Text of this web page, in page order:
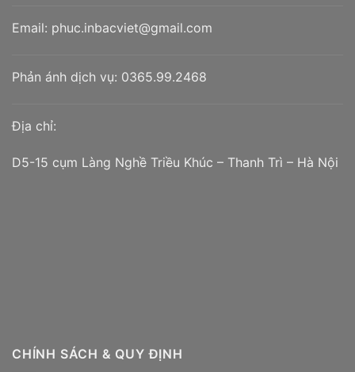
Email: phuc.inbacviet@gmail.com
Phản ánh dịch vụ: 0365.99.2468
Địa chỉ:
D5-15 cụm Làng Nghề Triều Khúc – Thanh Trì – Hà Nội
CHÍNH SÁCH & QUY ĐỊNH